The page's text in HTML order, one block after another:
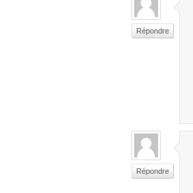
Répondre
Répondre